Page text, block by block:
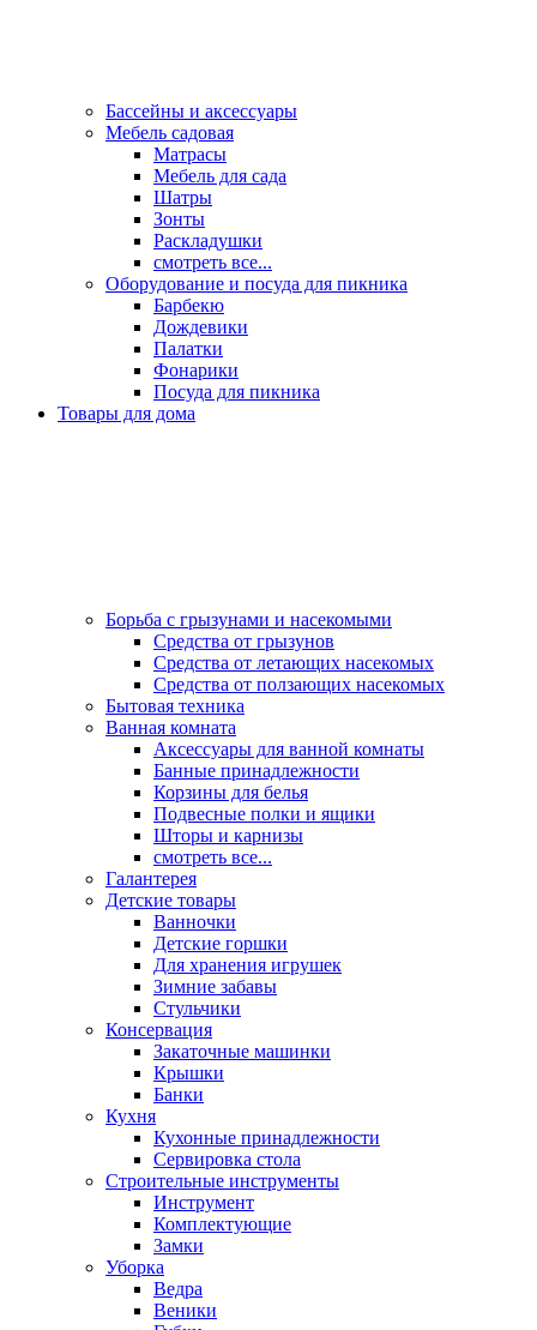
Бассейны и аксессуары
Мебель садовая
Матрасы
Мебель для сада
Шатры
Зонты
Раскладушки
смотреть все...
Оборудование и посуда для пикника
Барбекю
Дождевики
Палатки
Фонарики
Посуда для пикника
Товары для дома
Борьба с грызунами и насекомыми
Средства от грызунов
Средства от летающих насекомых
Средства от ползающих насекомых
Бытовая техника
Ванная комната
Аксессуары для ванной комнаты
Банные принадлежности
Корзины для белья
Подвесные полки и ящики
Шторы и карнизы
смотреть все...
Галантерея
Детские товары
Ванночки
Детские горшки
Для хранения игрушек
Зимние забавы
Стульчики
Консервация
Закаточные машинки
Крышки
Банки
Кухня
Кухонные принадлежности
Сервировка стола
Строительные инструменты
Инструмент
Комплектующие
Замки
Уборка
Ведра
Веники